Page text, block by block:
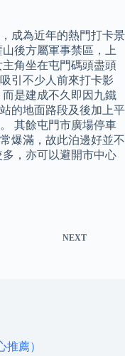
成為近年的熱門打卡景
後方屬軍事禁區，上
角坐在屯門碼頭盡頭
引不少人前來打卡影
是建成不久即因九鐵
的地面路段及後加上平
其餘屯門市廣場停車
爆滿，故此泊邊好並不
，亦可以避開市中心
NEXT
薦）